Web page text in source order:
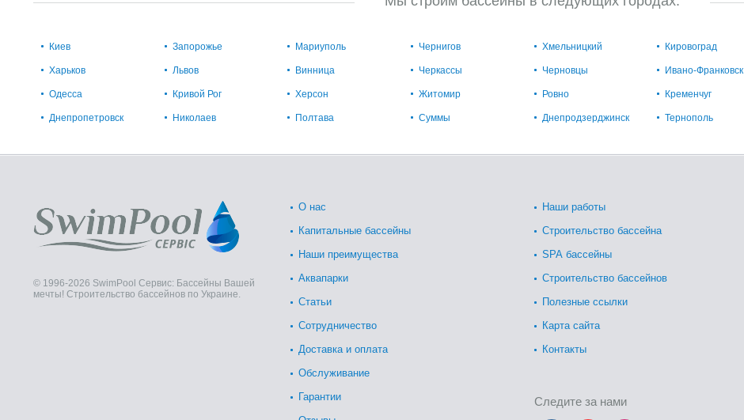
Киев
Харьков
Одесса
Днепропетровск
Запорожье
Львов
Кривой Рог
Николаев
Мариуполь
Винница
Херсон
Полтава
Чернигов
Черкассы
Житомир
Суммы
Хмельницкий
Черновцы
Ровно
Днепродзерджинск
Кировоград
Ивано-Франковск
Кременчуг
Тернополь
© 1996-2026 SwimPool Сервис: Бассейны Вашей
мечты! Строительство бассейнов по Украине.
О нас
Капитальные бассейны
Наши преимущества
Аквапарки
Статьи
Сотрудничество
Доставка и оплата
Обслуживание
Гарантии
Наши работы
Строительство бассейна
SPA бассейны
Строительство бассейнов
Полезные ссылки
Карта сайта
Контакты
Следите за нами